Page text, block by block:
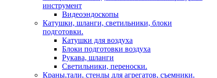
инструмент
Видеоэндоскопы
Катушки, шланги, светильники, блоки
подготовки.
Катушки для воздуха
Блоки подготовки воздуха
Рукава, шланги
Светильники, переноски.
Краны,тали, стенды для агрегатов, съемники.